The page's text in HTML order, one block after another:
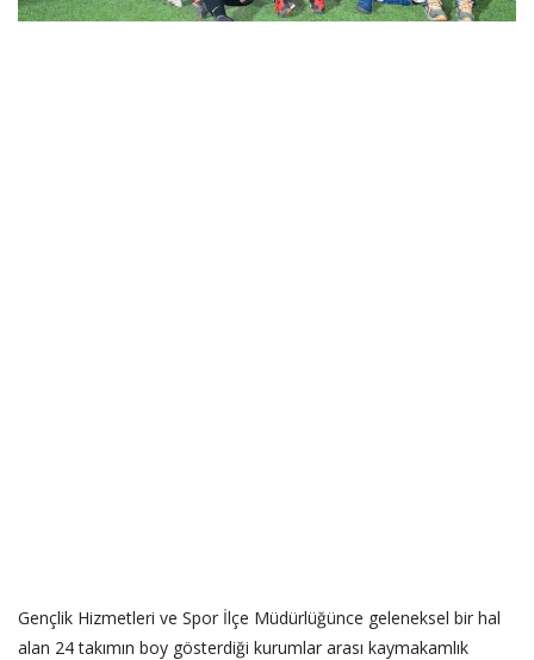
Gençlik Hizmetleri ve Spor İlçe Müdürlüğünce geleneksel bir hal
alan 24 takımın boy gösterdiği kurumlar arası kaymakamlık